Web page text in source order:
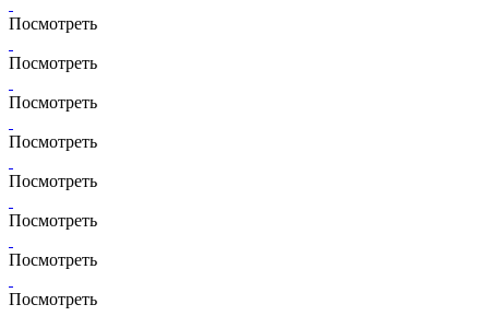
Посмотреть
Посмотреть
Посмотреть
Посмотреть
Посмотреть
Посмотреть
Посмотреть
Посмотреть